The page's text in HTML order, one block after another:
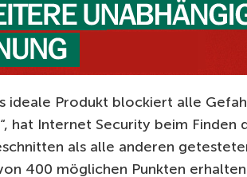
ideale Produkt blockiert alle
hat Internet Security beim Finden
als alle anderen
400 möglichen Punkten